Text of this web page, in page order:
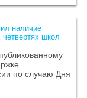
наличие
четвертях школ
по случаю Дня